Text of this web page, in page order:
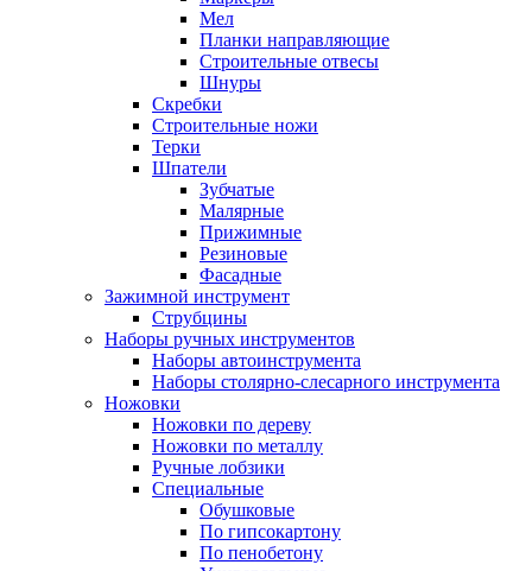
Мел
Планки направляющие
Строительные отвесы
Шнуры
Скребки
Строительные ножи
Терки
Шпатели
Зубчатые
Малярные
Прижимные
Резиновые
Фасадные
Зажимной инструмент
Струбцины
Наборы ручных инструментов
Наборы автоинструмента
Наборы столярно-слесарного инструмента
Ножовки
Ножовки по дереву
Ножовки по металлу
Ручные лобзики
Специальные
Обушковые
По гипсокартону
По пенобетону